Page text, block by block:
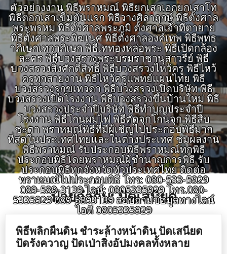
ตัวอย่างงาน พิธีพราหมณ์ พิธียกเสาเอกยกเสาโท
พิธีตอกเสาเข็มต้นแรก พิธีวางศิลาฤกษ์ พิธีตั้งศาล
พระพรหม พิธีตั้งศาลพระภูมิ ตั้งศาลเจ้าที่ตายาย
พิธีตั้งศาลพระพิฆเนศ พิธีตั้งศาลองค์เทพ พิธีพุทธ
าภิเษกเทวาภิเษก พิธีเททองหล่อพระ พิธีเปิดกล้อง
ละคร พิธีบวงสรวงพระบรมราชานุสาวรีย์ พิธี
บวงสรวงสิ่งศักดิ์สิทธิ์ พิธีบวงสรวงไหว้ครู พิธีไหว้
ครูทุกสายงาน พิธีไหว้ครูแพทย์แผนไทย พิธี
บวงสรวงรุกขเทวดา พิธีบวงสรวงเปิดบริษัท พิธี
บวงสรวงเปิดโรงงาน พิธีบวงสรวงขึ้นบ้านใหม่ พิธี
บวงสรวงประจำปีบริษัท พิธีทำบุญประจำปี
โรงงาน พิธีโกนผมไฟ พิธีตัดจุกโกนจุก พิธีสืบ
ชะตา พราหมณ์พิธีที่มีผู้เชิญไปประกอบพิธีมาก
ที่สุดในประเทศไทยและในต่างประเทศ ชมผลงาน
พิธีพราหมณ์ รับประกอบพิธีพราหมณ์ทุกพิธี
ประกอบพิธีโดยพราหมณ์ผู้ชำนาญการพิธี รับ
ประกอบพิธีทุกจังหวัดทั่วประเทศไทย ติดต่อ
พราหมณ์ไปประกอบพิธี โทร: 080-533-5929
089-589-3139 ไลน์: 0805335929 โทร.080-
5335929 089-5893139 สอบถามข้อมูลทางไลน์
ไอดี 0805335929
ป้ายกำกับ:ปัดเสนียด
พิธีพลิกผืนดิน ชำระล้างหน้าดิน ปัดเสนียด
ปัดรังควาญ ปัดเป่าสิ่งอัปมงคลทั้งหลาย